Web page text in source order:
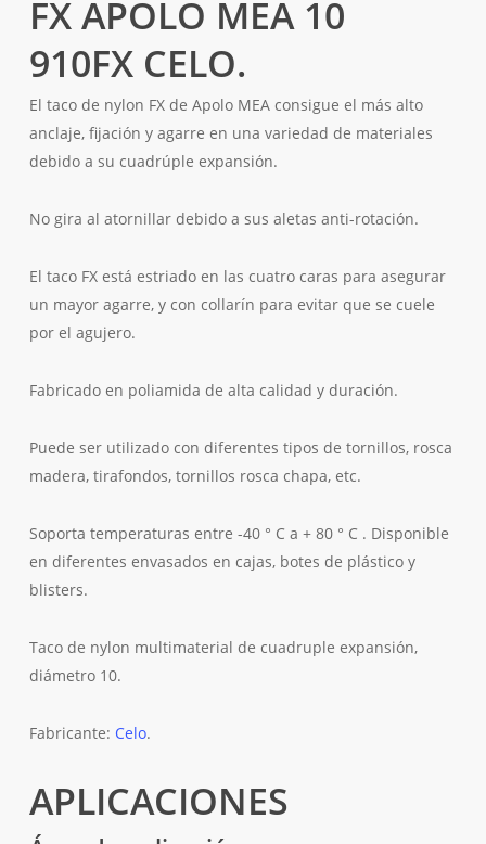
FX APOLO MEA 10
910FX CELO.
El taco de nylon FX de Apolo MEA consigue el más alto
anclaje, fijación y agarre en una variedad de materiales
debido a su cuadrúple expansión.
No gira al atornillar debido a sus aletas anti-rotación.
El taco FX está estriado en las cuatro caras para asegurar
un mayor agarre, y con collarín para evitar que se cuele
por el agujero.
Fabricado en poliamida de alta calidad y duración.
Puede ser utilizado con diferentes tipos de tornillos, rosca
madera, tirafondos, tornillos rosca chapa, etc.
Soporta temperaturas entre -40 ° C a + 80 ° C . Disponible
en diferentes envasados en cajas, botes de plástico y
blisters.
Taco de nylon multimaterial de cuadruple expansión,
diámetro 10.
Fabricante: Celo.
APLICACIONES